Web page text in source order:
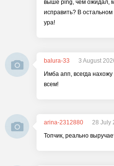
выше ping, чем ожидал,
исправить? В
ура!
balura-33
3 August
Имба апп, всегда
всем!
arina-2312880
28 July
Топчик, реально